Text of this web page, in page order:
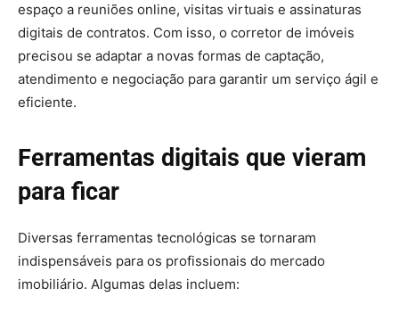
espaço a reuniões online, visitas virtuais e assinaturas
digitais de contratos. Com isso, o corretor de imóveis
precisou se adaptar a novas formas de captação,
atendimento e negociação para garantir um serviço ágil e
eficiente.
Ferramentas digitais que vieram
para ficar
Diversas ferramentas tecnológicas se tornaram
indispensáveis para os profissionais do mercado
imobiliário. Algumas delas incluem: